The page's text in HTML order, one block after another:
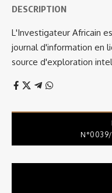
DESCRIPTION
L'Investigateur Africain
journal d'information en
source d'exploration